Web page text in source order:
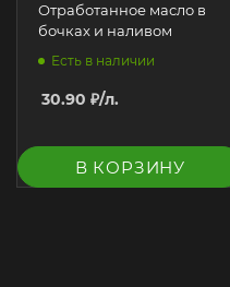
Отработанное масло в
бочках и наливом
Есть в наличии
30.90 ₽/л.
В КОРЗИНУ